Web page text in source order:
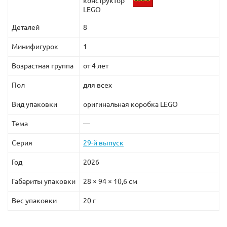
принтов. Защитите свой LEGO-мир от скуки —
прямо сейчас в
LEGO
Деталей 8
Минифигурок 1
Возрастная группа от 4 лет
Пол для всех
Вид упаковки оригинальная коробка LEGO
Тема —
Серия 29-й выпуск
Год 2026
Габариты упаковки 28 × 94 × 10,6 см
Вес упаковки 20 г